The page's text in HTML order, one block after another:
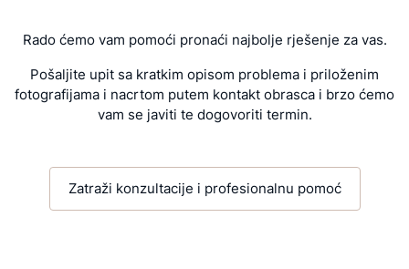
Rado ćemo vam pomoći pronaći najbolje rješenje za vas.
Pošaljite upit sa kratkim opisom problema i priloženim
fotografijama i nacrtom putem kontakt obrasca i brzo ćemo
vam se javiti te dogovoriti termin.
Zatraži konzultacije i profesionalnu pomoć